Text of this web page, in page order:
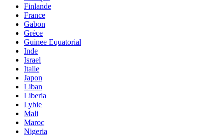
Finlande
France
Gabon
Grèce
Guinee Equatorial
Inde
Israel
Italie
Japon
Liban
Liberia
Lybie
Mali
Maroc
Nigeria